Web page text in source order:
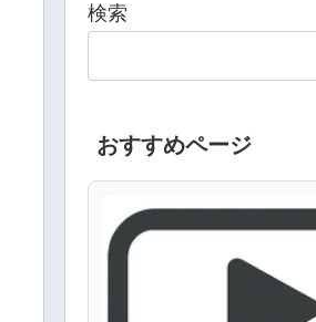
検索
おすすめページ